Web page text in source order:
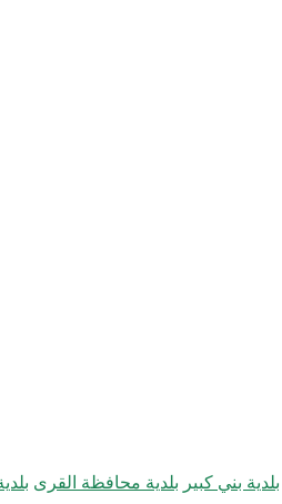
بلدية محافظة القرى بلدية بني كبير